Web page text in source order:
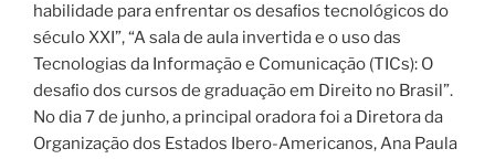
habilidade para enfrentar os desaﬁos tecnológicos do
século XXI”, “A sala de aula invertida e o uso das
Tecnologias da Informação e Comunicação (TICs): O
desaﬁo dos cursos de graduação em Direito no Brasil”.
No dia 7 de junho, a principal oradora foi a Diretora da
Organização dos Estados Ibero-Americanos, Ana Paula